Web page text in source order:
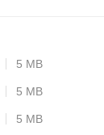
5 MB
5 MB
5 MB